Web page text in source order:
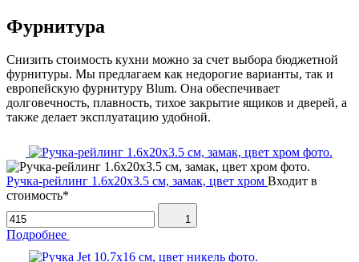
Фурнитура
Снизить стоимость кухни можно за счет выбора бюджетной
фурнитуры. Мы предлагаем как недорогие варианты, так и
европейскую фурнитуру Blum. Она обеспечивает
долговечность, плавность, тихое закрытие ящиков и дверей, а
также делает эксплуатацию удобной.
Ручка-рейлинг 1.6х20х3.5 см, замак, цвет хром Входит в
стоимость*
1
Подробнее